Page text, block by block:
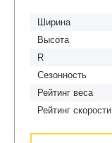
Ширина
Высота
R
Сезонность
Рейтинг веса
Рейтинг скорости